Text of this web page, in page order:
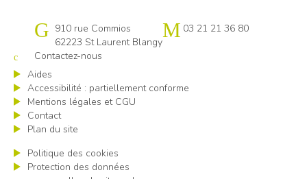
Cap emploi Pas-de-Calais centre
910 rue Commios
62223 St Laurent Blangy
03 21 21 36 80
Contactez-nous
Aides
Accessibilité : partiellement conforme
Mentions légales et CGU
Contact
Plan du site
Politique des cookies
Protection des données